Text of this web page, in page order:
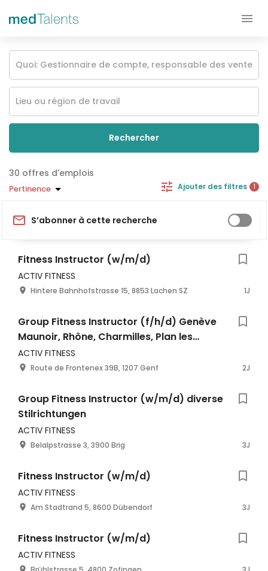
Rechercher
offres d'emplois
Pertinence Ajouter des filtres 1
S’abonner à cette recherche
Fitness Instructor (w/m/d)
ACTIV FITNESS
Hintere Bahnhofstrasse 15, 8853 Lachen SZ 1J
Group Fitness Instructor (f/h/d) Genève
Maunoir, Rhône, Charmilles, Plan les
Ouates, Eaux-Vives, Pont-Rouge
ACTIV FITNESS
Route de Frontenex 39B, 1207 Genf 2J
Group Fitness Instructor (w/m/d) diverse
Stilrichtungen
ACTIV FITNESS
Belalpstrasse 3, 3900 Brig 3J
Fitness Instructor (w/m/d)
ACTIV FITNESS
Am Stadtrand 5, 8600 Dübendorf 3J
Fitness Instructor (w/m/d)
ACTIV FITNESS